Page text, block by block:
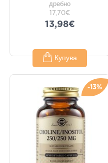
дребно
17,70€
13,98€
Купува
-13%